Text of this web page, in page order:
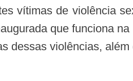
vítimas de violência
que funciona
dessas violências,